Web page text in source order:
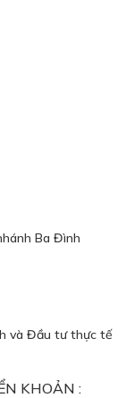
Ba Đình
và Đầu tư thực tế
KHOẢN :